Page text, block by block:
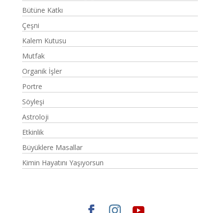
Bütüne Katkı
Çeşni
Kalem Kutusu
Mutfak
Organik İşler
Portre
Söyleşi
Astroloji
Etkinlik
Büyüklere Masallar
Kimin Hayatını Yaşıyorsun